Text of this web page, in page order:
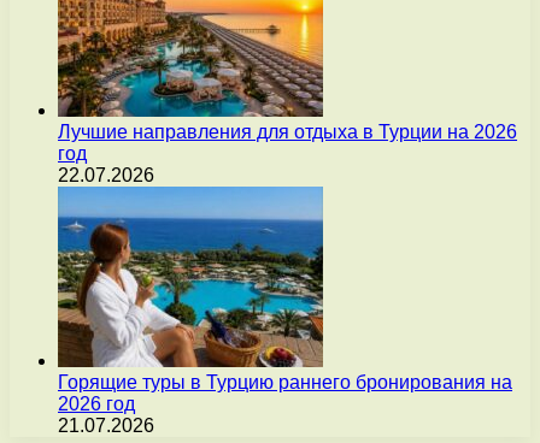
Лучшие направления для отдыха в Турции на 2026
год
22.07.2026
Горящие туры в Турцию раннего бронирования на
2026 год
21.07.2026